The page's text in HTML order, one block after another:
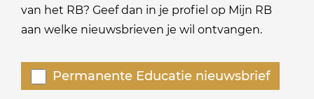
van het RB? Geef dan in je profiel op Mijn RB
aan welke nieuwsbrieven je wil ontvangen.
Welke
nieuwsbrieven
Permanente Educatie nieuwsbrief